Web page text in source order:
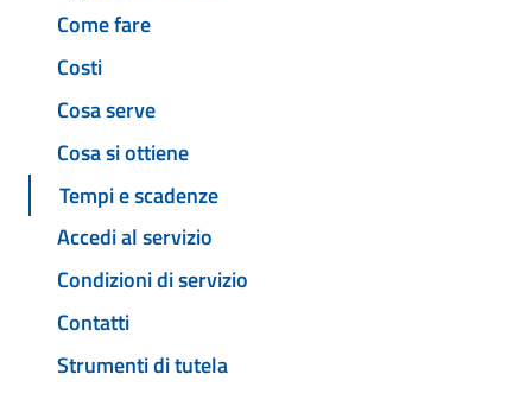
Come fare
Costi
Cosa serve
Cosa si ottiene
Tempi e scadenze
Accedi al servizio
Condizioni di servizio
Contatti
Strumenti di tutela